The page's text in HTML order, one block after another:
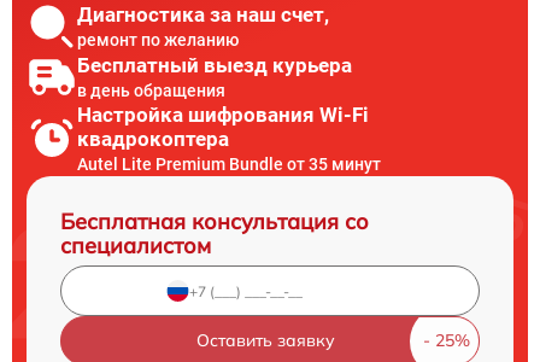
Диагностика за наш счет,
ремонт по желанию
Бесплатный выезд курьера
в день обращения
Настройка шифрования Wi-Fi
квадрокоптера
Autel Lite Premium Bundle от 35 минут
Бесплатная консультация со
специалистом
Оставить заявку